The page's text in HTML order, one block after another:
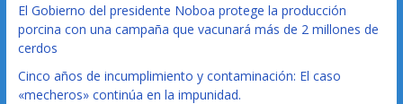
El Gobierno del presidente Noboa protege la producción
porcina con una campaña que vacunará más de 2 millones de
cerdos
Cinco años de incumplimiento y contaminación: El caso
«mecheros» continúa en la impunidad.